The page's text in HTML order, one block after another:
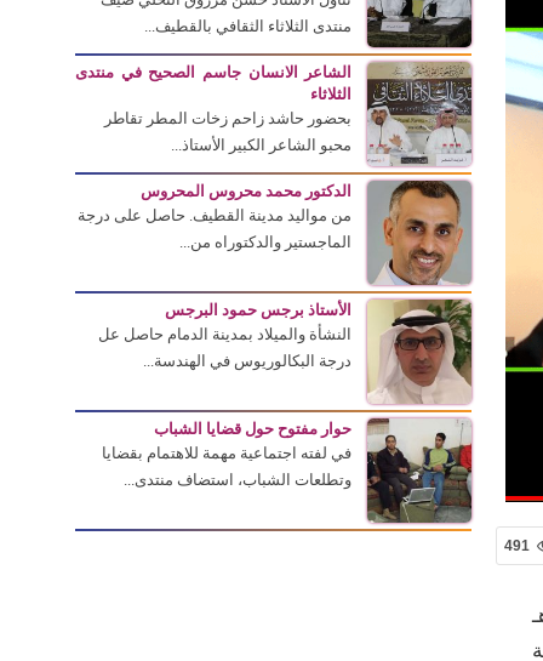
491
الثقافي مساء الثلاثاء 28 جمادى الأول 1442هـ
منتدى الثلاثاء الثقافي بالقطيف...
الشاعر الانسان جاسم الصحيح في منتدى
الثلاثاء
بحضور حاشد زاحم زخات المطر تقاطر
محبو الشاعر الكبير الأستاذ...
الدكتور محمد محروس المحروس
من مواليد مدينة القطيف. حاصل على درجة
الماجستير والدكتوراه من...
الأستاذ برجس حمود البرجس
النشأة والميلاد بمدينة الدمام حاصل عل
درجة البكالوريوس في الهندسة...
حوار مفتوح حول قضايا الشباب
في لفته اجتماعية مهمة للاهتمام بقضايا
وتطلعات الشباب، استضاف منتدى...